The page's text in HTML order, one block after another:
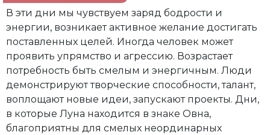
В эти дни мы чувствуем заряд бодрости и
энергии, возникает активное желание достигать
поставленных целей. Иногда человек может
проявить упрямство и агрессию. Возрастает
потребность быть смелым и энергичным. Люди
демонстрируют творческие способности, талант,
воплощают новые идеи, запускают проекты. Дни,
в которые Луна находится в знаке Овна,
благоприятны для смелых неординарных